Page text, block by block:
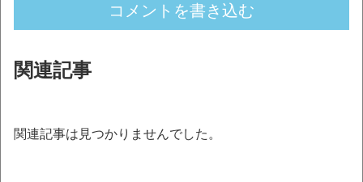
コメントを書き込む
関連記事
関連記事は見つかりませんでした。